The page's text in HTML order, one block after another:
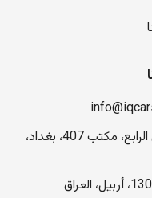
شارع الرواد، عمارة بلو تاور الطابق الرابع، مكتب 407، بغداد،